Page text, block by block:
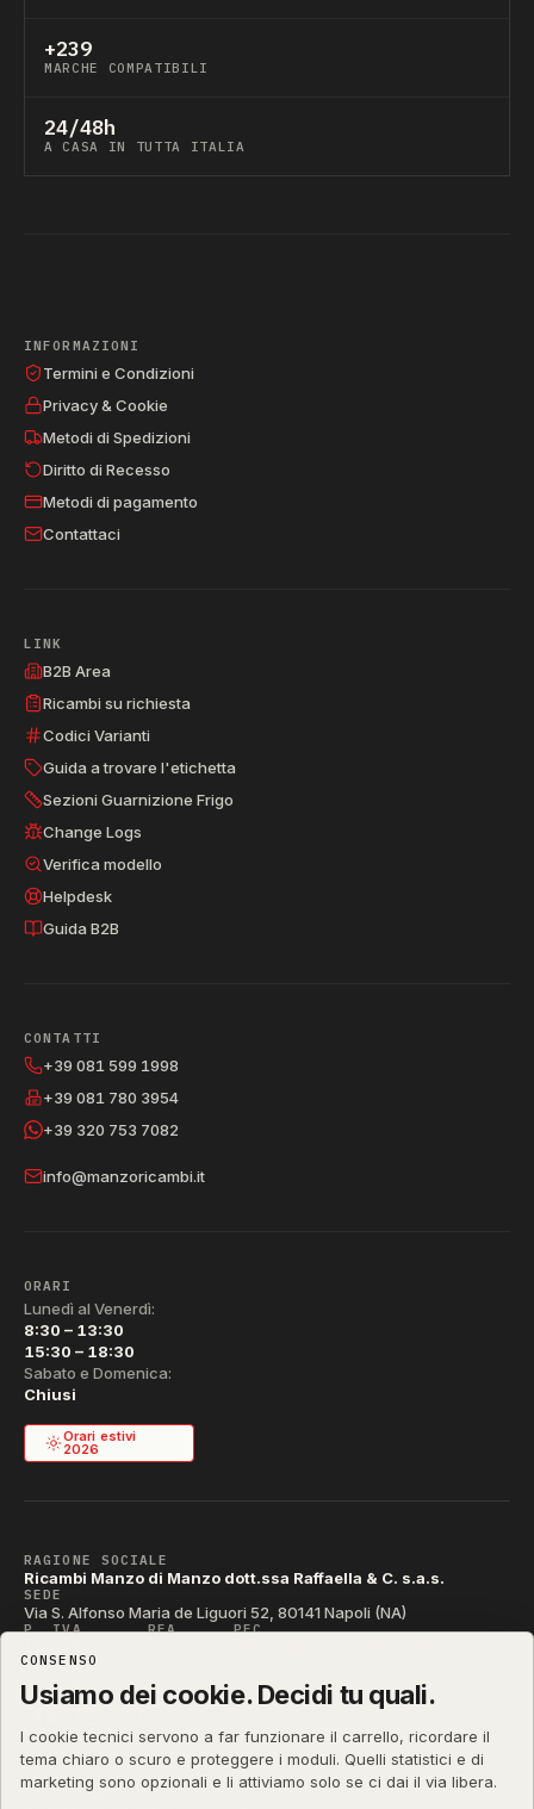
+239
MARCHE COMPATIBILI
24/48h
A CASA IN TUTTA ITALIA
INFORMAZIONI
Termini e Condizioni
Privacy & Cookie
Metodi di Spedizioni
Diritto di Recesso
Metodi di pagamento
Contattaci
LINK
B2B Area
Ricambi su richiesta
Codici Varianti
Guida a trovare l'etichetta
Sezioni Guarnizione Frigo
Change Logs
Verifica modello
Helpdesk
Guida B2B
CONTATTI
+39 081 599 1998
+39 081 780 3954
+39 320 753 7082
info@manzoricambi.it
ORARI
Lunedì al Venerdì:
8:30 – 13:30
15:30 – 18:30
Sabato e Domenica:
Chiusi
Orari estivi
2026
RAGIONE SOCIALE
Ricambi Manzo di Manzo dott.ssa Raffaella & C. s.a.s.
SEDE
Via S. Alfonso Maria de Liguori 52, 80141 Napoli (NA)
P. IVA REA PEC
CODICE SDI
T04ZHR3
manzoricambi.it© 2001 – 2026
CONSENSO
Usiamo dei cookie. Decidi tu quali.
I cookie tecnici servono a far funzionare il carrello, ricordare il
tema chiaro o scuro e proteggere i moduli. Quelli statistici e di
marketing sono opzionali e li attiviamo solo se ci dai il via libera.